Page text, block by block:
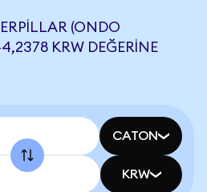
(ONDO
KRW DEĞERINE
CATON
KRW